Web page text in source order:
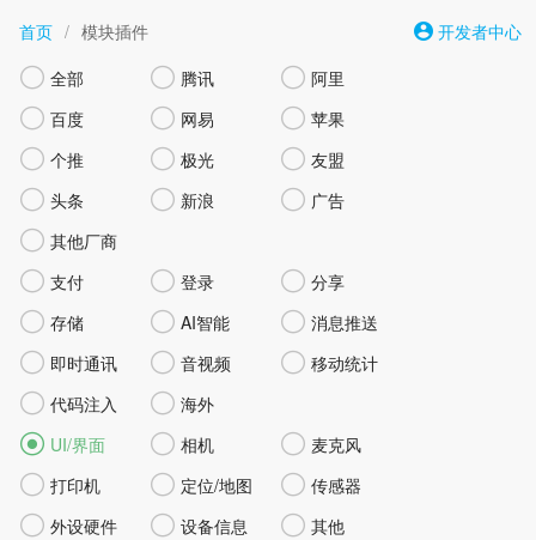
首页 / 模块插件 开发者中心
 全部  腾讯  阿里
 百度  网易  苹果
 个推  极光  友盟
 头条  新浪  广告
 其他厂商
 支付  登录  分享
 存储  AI智能  消息推送
 即时通讯  音视频  移动统计
 代码注入  海外
 UI/界面  相机  麦克风
 打印机  定位/地图  传感器
 外设硬件  设备信息  其他